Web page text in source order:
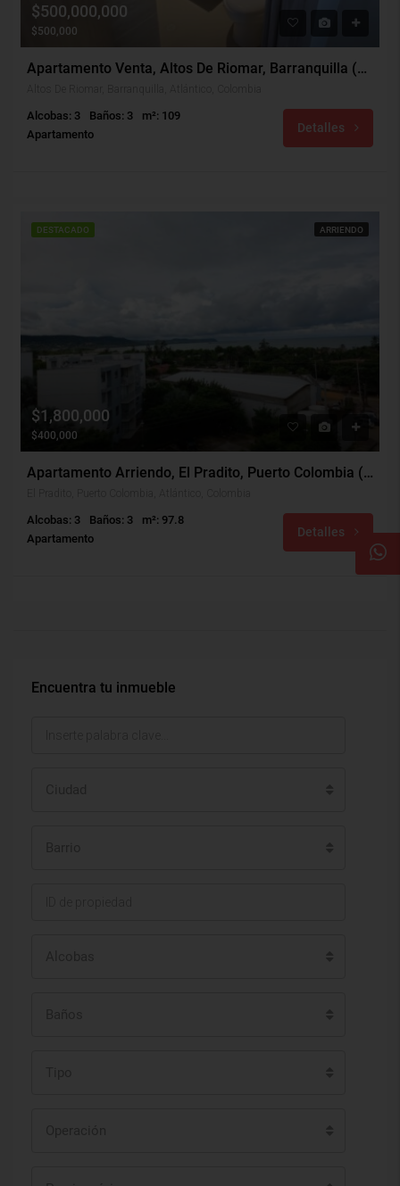
$500,000,000
$500,000
Apartamento Venta, Altos De Riomar, Barranquilla (30004)
Alcobas: 3 Baños: 3
m²: 109
Apartamento
Detalles
DESTACADO ARRIENDO
$1,800,000
$400,000
Apartamento Arriendo, El Pradito, Puerto Colombia (29752)
Alcobas: 3 Baños: 3
m²: 97.8
Apartamento
Detalles
Encuentra tu inmueble